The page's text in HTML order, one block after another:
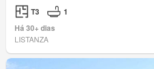
T3
1
Há 30+ dias
LISTANZA